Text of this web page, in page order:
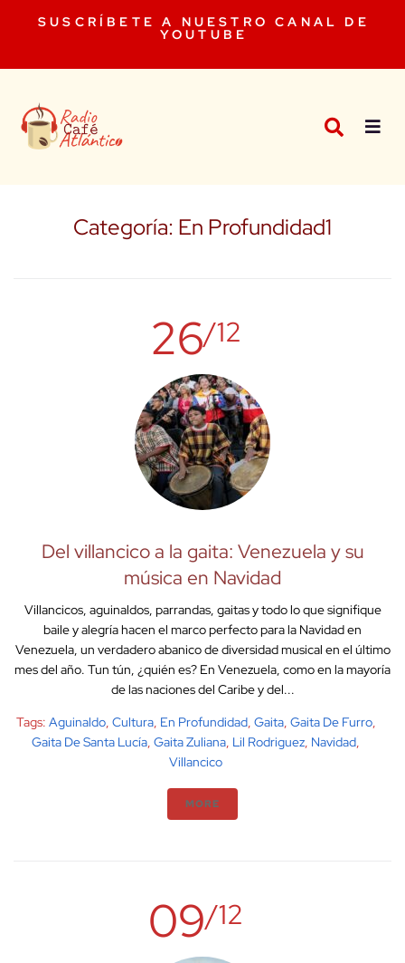
SUSCRÍBETE A NUESTRO CANAL DE
YOUTUBE
Categoría: En Profundidad1
26/12
Del villancico a la gaita: Venezuela y su
música en Navidad
Villancicos, aguinaldos, parrandas, gaitas y todo lo que signifique
baile y alegría hacen el marco perfecto para la Navidad en
Venezuela, un verdadero abanico de diversidad musical en el último
mes del año. Tun tún, ¿quién es? En Venezuela, como en la mayoría
de las naciones del Caribe y del...
Tags: Aguinaldo, Cultura, En Profundidad, Gaita, Gaita De Furro,
Gaita De Santa Lucía, Gaita Zuliana, Lil Rodriguez, Navidad,
Villancico
MORE
09/12